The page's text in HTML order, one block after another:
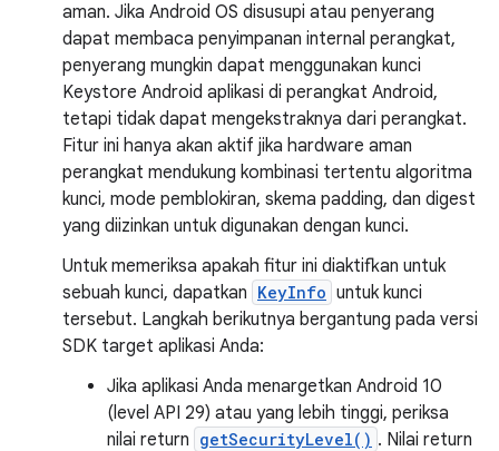
aman. Jika Android OS disusupi atau penyerang
dapat membaca penyimpanan internal perangkat,
penyerang mungkin dapat menggunakan kunci
Keystore Android aplikasi di perangkat Android,
tetapi tidak dapat mengekstraknya dari perangkat.
Fitur ini hanya akan aktif jika hardware aman
perangkat mendukung kombinasi tertentu algoritma
kunci, mode pemblokiran, skema padding, dan digest
yang diizinkan untuk digunakan dengan kunci.
Untuk memeriksa apakah fitur ini diaktifkan untuk
sebuah kunci, dapatkan KeyInfo untuk kunci
tersebut. Langkah berikutnya bergantung pada versi
SDK target aplikasi Anda:
Jika aplikasi Anda menargetkan Android 10
(level API 29) atau yang lebih tinggi, periksa
nilai return getSecurityLevel() . Nilai return